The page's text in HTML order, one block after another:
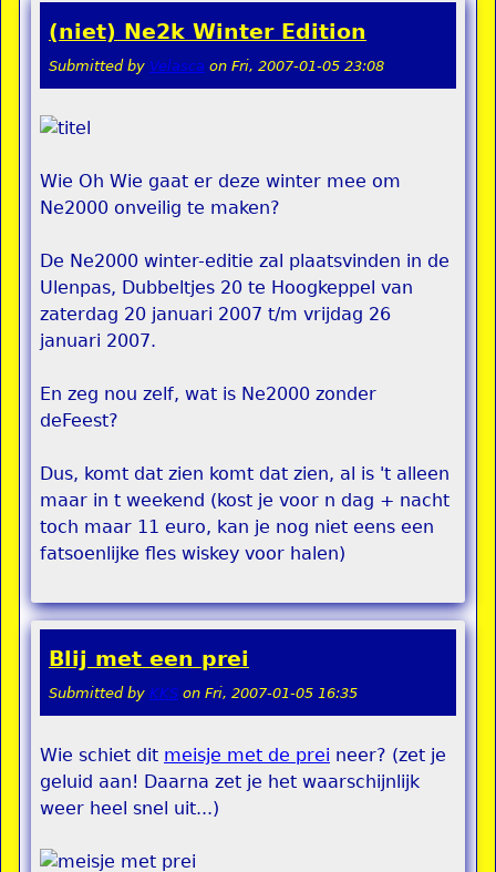
(niet) Ne2k Winter Edition
Submitted by Velasca on Fri, 2007-01-05 23:08
Wie Oh Wie gaat er deze winter mee om
Ne2000 onveilig te maken?
De Ne2000 winter-editie zal plaatsvinden in de
Ulenpas, Dubbeltjes 20 te Hoogkeppel van
zaterdag 20 januari 2007 t/m vrijdag 26
januari 2007.
En zeg nou zelf, wat is Ne2000 zonder
deFeest?
Dus, komt dat zien komt dat zien, al is 't alleen
maar in t weekend (kost je voor n dag + nacht
toch maar 11 euro, kan je nog niet eens een
fatsoenlijke fles wiskey voor halen)
Blij met een prei
Submitted by KKS on Fri, 2007-01-05 16:35
Wie schiet dit meisje met de prei neer? (zet je
geluid aan! Daarna zet je het waarschijnlijk
weer heel snel uit...)